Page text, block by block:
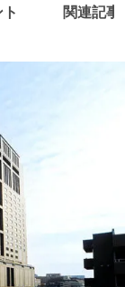
関連記事